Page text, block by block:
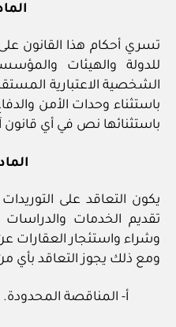
تسري أحكام هذا القانون
للدولة والهيئات
الشخصية الاعتبارية
باستثناء وحدات الأمن
باستثنائها نص في أي قانون
يكون التعاقد على
تقديم الخدمات والدراسات
وشراء واستئجار
ومع ذلك يجوز التعاقد بأي
أ- المناقصة المحدودة.